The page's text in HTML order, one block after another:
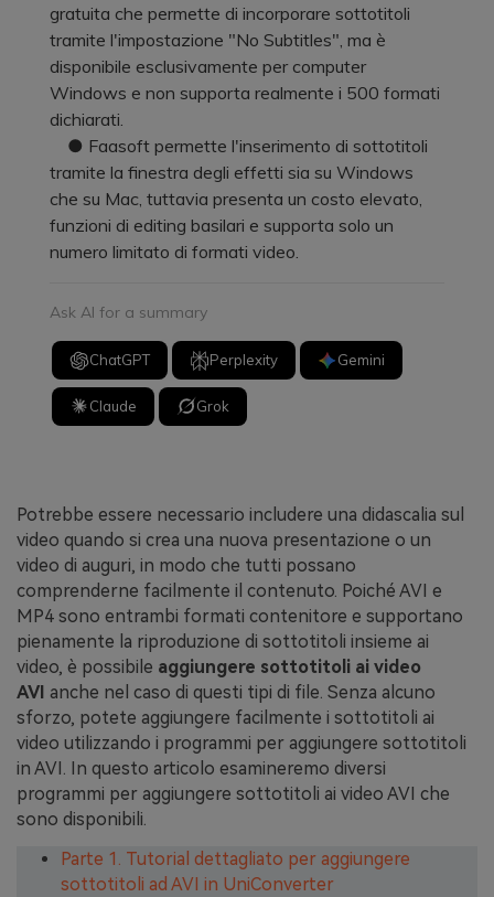
gratuita che permette di incorporare sottotitoli
tramite l'impostazione "No Subtitles", ma è
disponibile esclusivamente per computer
Windows e non supporta realmente i 500 formati
dichiarati.
● Faasoft permette l'inserimento di sottotitoli
tramite la finestra degli effetti sia su Windows
che su Mac, tuttavia presenta un costo elevato,
funzioni di editing basilari e supporta solo un
numero limitato di formati video.
Ask AI for a summary
ChatGPT Perplexity Gemini
Claude Grok
Potrebbe essere necessario includere una didascalia sul
video quando si crea una nuova presentazione o un
video di auguri, in modo che tutti possano
comprenderne facilmente il contenuto. Poiché AVI e
MP4 sono entrambi formati contenitore e supportano
pienamente la riproduzione di sottotitoli insieme ai
video, è possibile aggiungere sottotitoli ai video
AVI anche nel caso di questi tipi di file. Senza alcuno
sforzo, potete aggiungere facilmente i sottotitoli ai
video utilizzando i programmi per aggiungere sottotitoli
in AVI. In questo articolo esamineremo diversi
programmi per aggiungere sottotitoli ai video AVI che
sono disponibili.
Parte 1. Tutorial dettagliato per aggiungere
sottotitoli ad AVI in UniConverter